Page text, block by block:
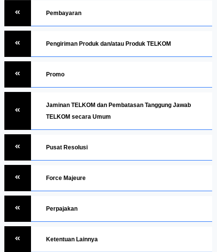
Pembayaran
Pengiriman Produk dan/atau Produk TELKOM
Promo
Jaminan TELKOM dan Pembatasan Tanggung Jawab
TELKOM secara Umum
Pusat Resolusi
Force Majeure
Perpajakan
Ketentuan Lainnya